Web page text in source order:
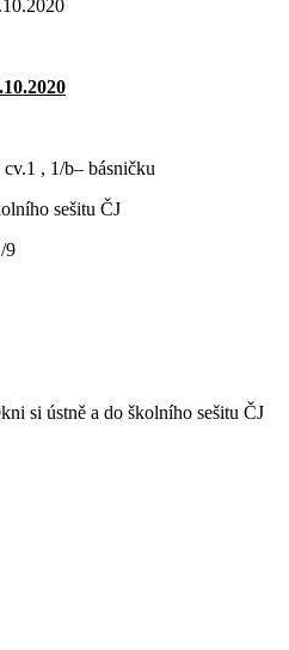
, 1/b– básničku
sešitu ČJ
9
si ústně a do školního sešitu ČJ